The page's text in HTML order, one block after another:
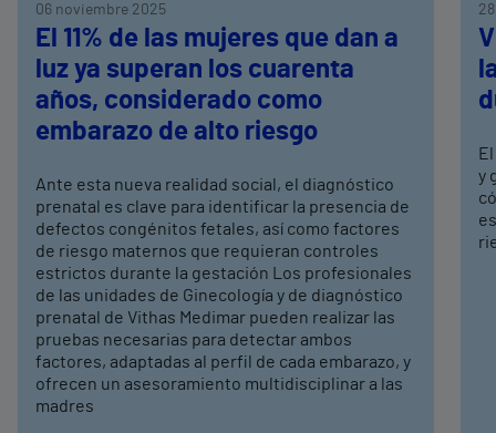
06 noviembre 2025
El 11% de las mujeres que dan a
luz ya superan los cuarenta
años, considerado como
embarazo de alto riesgo
Ante esta nueva realidad social, el diagnóstico
prenatal es clave para identificar la presencia de
defectos congénitos fetales, así como factores
de riesgo maternos que requieran controles
estrictos durante la gestación Los profesionales
de las unidades de Ginecología y de diagnóstico
prenatal de Vithas Medimar pueden realizar las
pruebas necesarias para detectar ambos
factores, adaptadas al perfil de cada embarazo, y
ofrecen un asesoramiento multidisciplinar a las
madres
y